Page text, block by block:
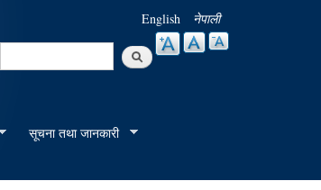
English नेपाली
Search
सूचना तथा जानकारी